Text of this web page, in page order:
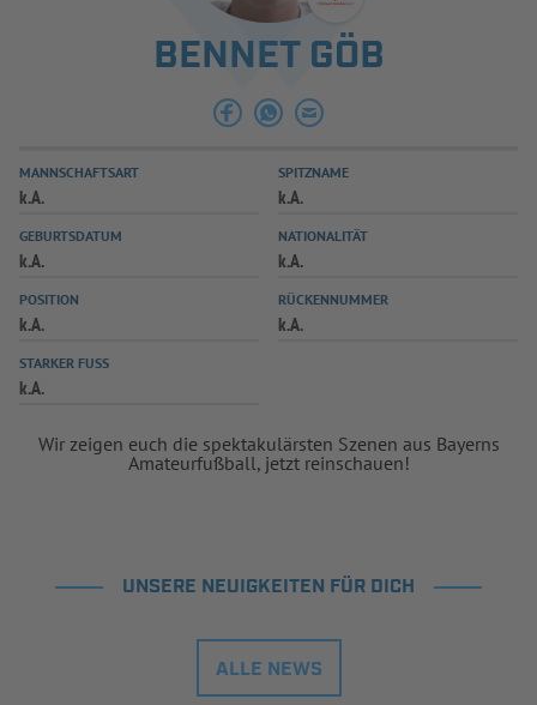
SPIELBETRIEB & VERBANDSLEBEN
AUSBILDUNG & FÖRDERUNG
SPIELPLUS
BENNET GÖB
MANNSCHAFTSART
k.A.
SPITZNAME
k.A.
GEBURTSDATUM
k.A.
NATIONALITÄT
k.A.
POSITION
k.A.
RÜCKENNUMMER
k.A.
STARKER FUSS
k.A.
Wir zeigen euch die spektakulärsten Szenen aus Bayerns
Amateurfußball, jetzt reinschauen!
UNSERE NEUIGKEITEN FÜR DICH
ALLE NEWS